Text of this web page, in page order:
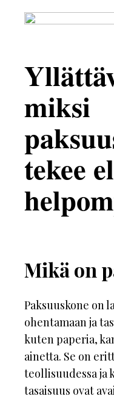
miksi
tekee
Mikä on
Paksuuskone on
ohentamaan ja
kuten paperia,
ainetta. Se on
teollisuudessa ja
tasaisuus ovat